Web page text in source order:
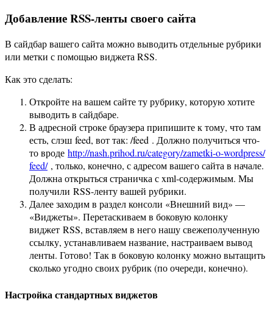
Добавление RSS-ленты своего сайта
В сайдбар вашего сайта можно выводить отдельные рубрики
или метки с помощью виджета RSS.
Как это сделать:
Откройте на вашем сайте ту рубрику, которую хотите
выводить в сайдбаре.
В адресной строке браузера припишите к тому, что там
есть, слэш feed, вот так: /feed . Должно получиться что-
то вроде http://nash.prihod.ru/category/zametki-o-wordpress/
feed/, только, конечно, с адресом вашего сайта в начале.
Должна открыться страничка с xml-содержимым. Мы
получили RSS-ленту вашей рубрики.
Далее заходим в раздел консоли «Внешний вид» —
«Виджеты». Перетаскиваем в боковую колонку
виджет RSS, вставляем в него нашу свежеполученную
ссылку, устанавливаем название, настраиваем вывод
ленты. Готово! Так в боковую колонку можно вытащить
сколько угодно своих рубрик (по очереди, конечно).
Настройка стандартных виджетов